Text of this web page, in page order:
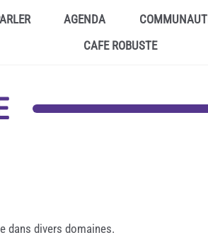
AGENDA
CAFE ROBUSTE
dans divers domaines.